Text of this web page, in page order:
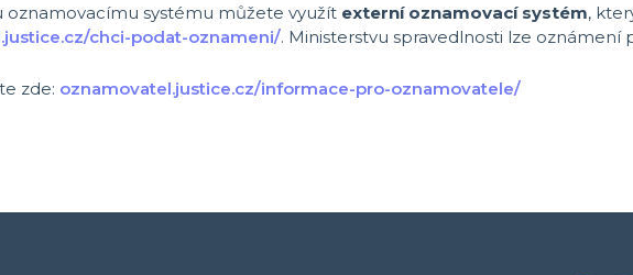
systému můžete využít externí oznamovací systém,
.justice.cz/chci-podat-oznameni/. Ministerstvu spravedlnosti lze oznámení
zde: oznamovatel.justice.cz/informace-pro-oznamovatele/